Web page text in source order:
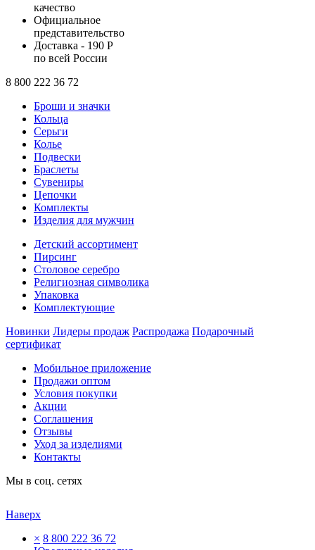
качество
Официальное
представительство
Доставка - 190 Р
по всей России
8 800 222 36 72
Броши и значки
Кольца
Серьги
Колье
Подвески
Браслеты
Сувениры
Цепочки
Комплекты
Изделия для мужчин
Детский ассортимент
Пирсинг
Столовое серебро
Религиозная символика
Упаковка
Комплектующие
Новинки Лидеры продаж Распродажа Подарочный
сертификат
Мобильное приложение
Продажи оптом
Условия покупки
Акции
Соглашения
Отзывы
Уход за изделиями
Контакты
Мы в соц. сетях
Наверх
× 8 800 222 36 72